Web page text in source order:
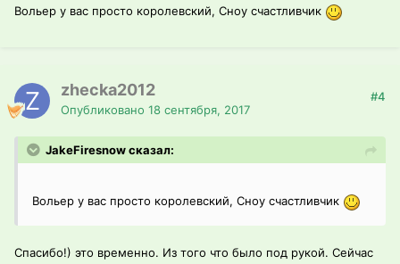
Вольер у вас просто королевский, Сноу счастливчик
zhecka2012
Опубликовано 18 сентября, 2017
#4
JakeFiresnow сказал:
Вольер у вас просто королевский, Сноу счастливчик
Спасибо!) это временно. Из того что было под рукой. Сейчас